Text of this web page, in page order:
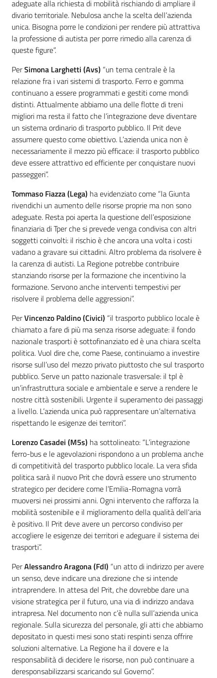
adeguate alla richiesta di mobilità rischiando di ampliare il
divario territoriale. Nebulosa anche la scelta dell’azienda
unica. Bisogna porre le condizioni per rendere più attrattiva
la professione di autista per porre rimedio alla carenza di
queste figure”.
PerSimona Larghetti (Avs) “un tema centrale è la
relazione fra i vari sistemi di trasporto. Ferro e gomma
continuano a essere programmati e gestiti come mondi
distinti. Attualmente abbiamo una delle flotte di treni
migliori ma resta il fatto che l’integrazione deve diventare
un sistema ordinario di trasporto pubblico. Il Prit deve
assumere questo come obiettivo. L’azienda unica non è
necessariamente il mezzo più efficace: il trasporto pubblico
deve essere attrattivo ed efficiente per conquistare nuovi
passeggeri”.
Tommaso Fiazza (Lega) ha evidenziato come “la Giunta
rivendichi un aumento delle risorse proprie ma non sono
adeguate. Resta poi aperta la questione dell’esposizione
finanziaria di Tper che si prevede venga condivisa con altri
soggetti coinvolti: il rischio è che ancora una volta i costi
vadano a gravare sui cittadini. Altro problema da risolvere è
la carenza di autisti. La Regione potrebbe contribuire
stanziando risorse per la formazione che incentivino la
formazione. Servono anche interventi tempestivi per
risolvere il problema delle aggressioni”.
PerVincenzo Paldino (Civici) “il trasporto pubblico locale è
chiamato a fare di più ma senza risorse adeguate: il fondo
nazionale trasporti è sottofinanziato ed è una chiara scelta
politica. Vuol dire che, come Paese, continuiamo a investire
risorse sull’uso del mezzo privato piuttosto che sul trasporto
pubblico. Serve un patto nazionale trasversale: il tpl è
un’infrastruttura sociale e ambientale e serve a rendere le
nostre città sostenibili. Urgente il superamento dei passaggi
a livello. L’azienda unica può rappresentare un’alternativa
rispettando le esigenze dei territori”.
Lorenzo Casadei (M5s) ha sottolineato: “L’integrazione
ferro-bus e le agevolazioni rispondono a un problema anche
di competitività del trasporto pubblico locale. La vera sfida
politica sarà il nuovo Prit che dovrà essere uno strumento
strategico per decidere come l’Emilia-Romagna vorrà
muoversi nei prossimi anni. Ogni intervento che rafforza la
mobilità sostenibile e il miglioramento della qualità dell’aria
è positivo. Il Prit deve avere un percorso condiviso per
accogliere le esigenze dei territori e adeguare il sistema dei
trasporti”.
PerAlessandro Aragona (FdI) “un atto di indirizzo per avere
un senso, deve indicare una direzione che si intende
intraprendere. In attesa del Prit, che dovrebbe dare una
visione strategica per il futuro, una via di indirizzo andava
intrapresa. Nel documento non c’è nulla sull’azienda unica
regionale. Sulla sicurezza del personale, gli atti che abbiamo
depositato in questi mesi sono stati respinti senza offrire
soluzioni alternative. La Regione ha il dovere e la
responsabilità di decidere le risorse, non può continuare a
deresponsabilizzarsi scaricando sul Governo”.